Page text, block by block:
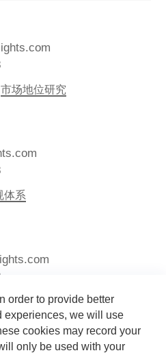
order to provide better
experiences, we will use
cookies may record your
only be used with your
市场地位研究
体系
中心
我们